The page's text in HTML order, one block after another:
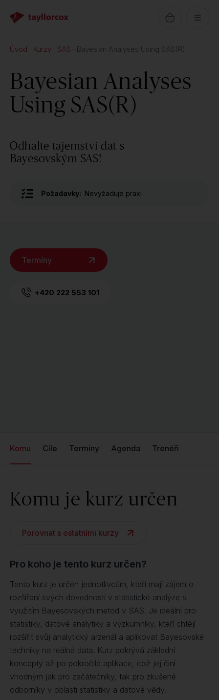
Úvod Kurzy SAS Bayesian Analyses Using SAS(R)
Bayesian Analyses
Using SAS(R)
Odhalte tajemství dat s
Bayesovským SAS!
Požadavky: Nevyžaduje praxi
Termíny
+420 222 553 101
Komu Cíle Termíny Agenda Trenéři
Komu je kurz určen
Porovnat s ostatními kurzy
Pro koho je tento kurz určen?
Tento kurz je určen jednotlivcům, kteří mají zájem o
rozšíření svých dovedností v statistické analýze s
využitím Bayesovských metod v SAS. Je ideální pro
statistiky, datové analytiky a výzkumníky, kteří chtějí
rozšířit svůj analytický arzenál a aplikovat Bayesovské
techniky na reálná data. Kurz pokrývá základní
koncepty až po pokročilé aplikace, což jej činí
vhodným jak pro začátečníky, tak pro zkušené
odborníky v oblasti statistiky a datové vědy.